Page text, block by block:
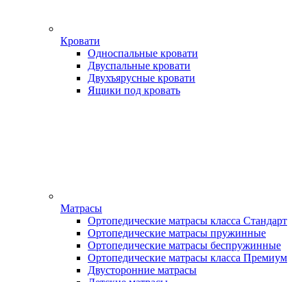
Кровати
Односпальные кровати
Двуспальные кровати
Двухъярусные кровати
Ящики под кровать
Матрасы
Ортопедические матрасы класса Стандарт
Ортопедические матрасы пружинные
Ортопедические матрасы беспружинные
Ортопедические матрасы класса Премиум
Двусторонние матрасы